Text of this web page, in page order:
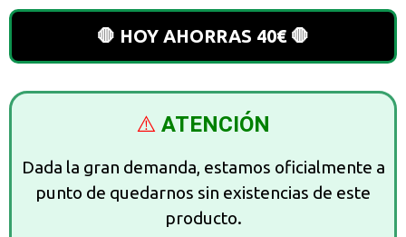
🛑 HOY AHORRAS 40€ 🛑
⚠️ ATENCIÓN
Dada la gran demanda, estamos oficialmente a
punto de quedarnos sin existencias de este
producto.